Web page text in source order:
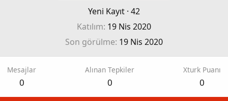
Yeni Kayıt · 42
Katılım 19 Nis 2020
Son görülme 19 Nis 2020
Mesajlar
0
Alınan Tepkiler
0
Xturk Puanı
0